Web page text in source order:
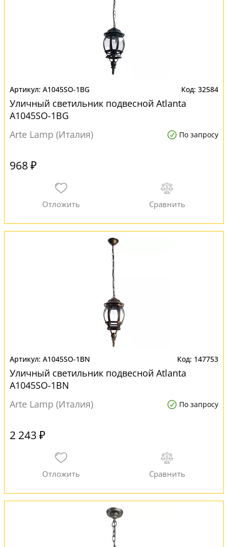
A1045SO-1BG 32584
Уличный светильник подвесной Atlanta
A1045SO-1BG
Arte Lamp (Италия)
По запросу
968 ₽
A1045SO-1BN 147753
Уличный светильник подвесной Atlanta
A1045SO-1BN
Arte Lamp (Италия)
По запросу
2 243 ₽